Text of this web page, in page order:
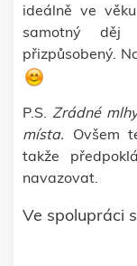
ideálně ve
samotný
přizpůsobený.
P.S. Zrádné mlhy
místa. Ovšem
takže
navazovat.
Ve spolupráci s